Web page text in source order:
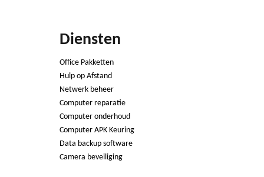
Diensten
Office Pakketten
Hulp op Afstand
Netwerk beheer
Computer reparatie
Computer onderhoud
Computer APK Keuring
Data backup software
Camera beveiliging